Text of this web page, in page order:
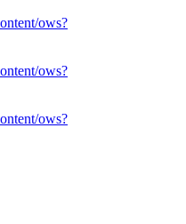
ows?
ows?
ows?